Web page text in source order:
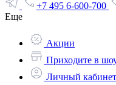
+7 495 6-600-700
Еще
Акции
Приходите в
Личный кабинет